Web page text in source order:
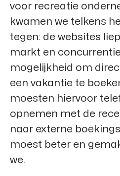
voor recreatie
kwamen we telkens
tegen: de websites
markt en
mogelijkheid om
een vakantie te
moesten hiervoor
opnemen met de
naar externe
moest beter en
we.